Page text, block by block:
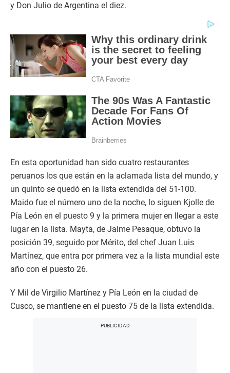
y Don Julio de Argentina el diez.
En esta oportunidad han sido cuatro restaurantes
peruanos los que están en la aclamada lista del mundo, y
un quinto se quedó en la lista extendida del 51-100.
Maido fue el número uno de la noche, lo siguen Kjolle de
Pía León en el puesto 9 y la primera mujer en llegar a este
lugar en la lista. Mayta, de Jaime Pesaque, obtuvo la
posición 39, seguido por Mérito, del chef Juan Luis
Martínez, que entra por primera vez a la lista mundial este
año con el puesto 26.
Y Mil de Virgilio Martínez y Pía León en la ciudad de
Cusco, se mantiene en el puesto 75 de la lista extendida.